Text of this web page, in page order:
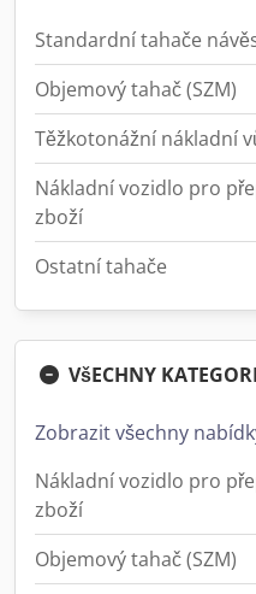
Standardní tahače
Objemový tahač (SZM)
Těžkotonážní nákladní
Nákladní vozidlo pro
zboží
Ostatní tahače
VšECHNY
Zobrazit všechny
Nákladní vozidlo pro
zboží
Objemový tahač (SZM)